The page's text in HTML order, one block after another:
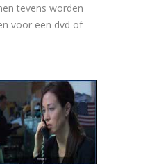
tevens worden
voor een dvd of